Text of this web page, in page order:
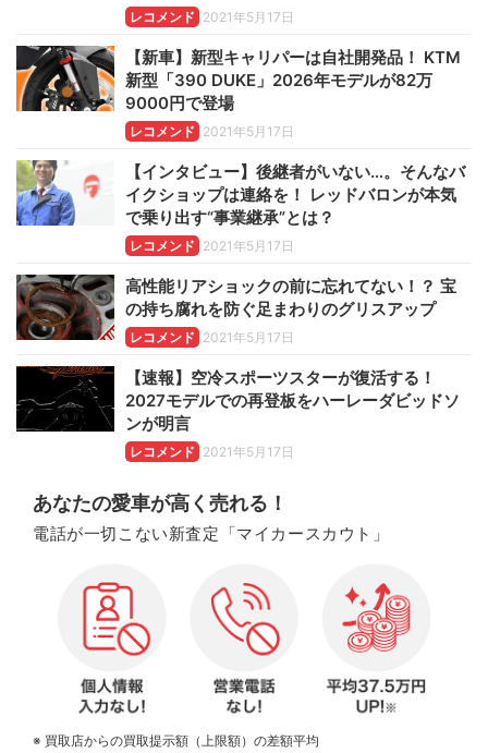
レコメンド 2021年5月17日
【新車】新型キャリパーは自社開発品！ KTM
新型「390 DUKE」2026年モデルが82万
9000円で登場
レコメンド 2021年5月17日
【インタビュー】後継者がいない…。そんなバ
イクショップは連絡を！ レッドバロンが本気
で乗り出す“事業継承”とは？
レコメンド 2021年5月17日
高性能リアショックの前に忘れてない！？ 宝
の持ち腐れを防ぐ足まわりのグリスアップ
レコメンド 2021年5月17日
【速報】空冷スポーツスターが復活する！
2027モデルでの再登板をハーレーダビッドソ
ンが明言
レコメンド 2021年5月17日
あなたの愛車が高く売れる！
電話が一切こない新査定「マイカースカウト」
※ 買取店からの買取提示額（上限額）の差額平均